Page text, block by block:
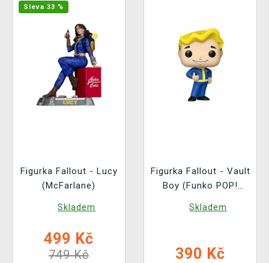
Sleva 33 %
Figurka Fallout - Lucy
(McFarlane)
Skladem
499 Kč
749 Kč
Figurka Fallout - Vault
Boy (Funko POP!
Skladem
390 Kč